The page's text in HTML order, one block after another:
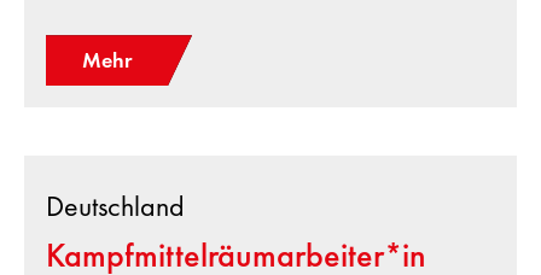
Mehr
Deutschland
Kampfmittelräumarbeiter*in